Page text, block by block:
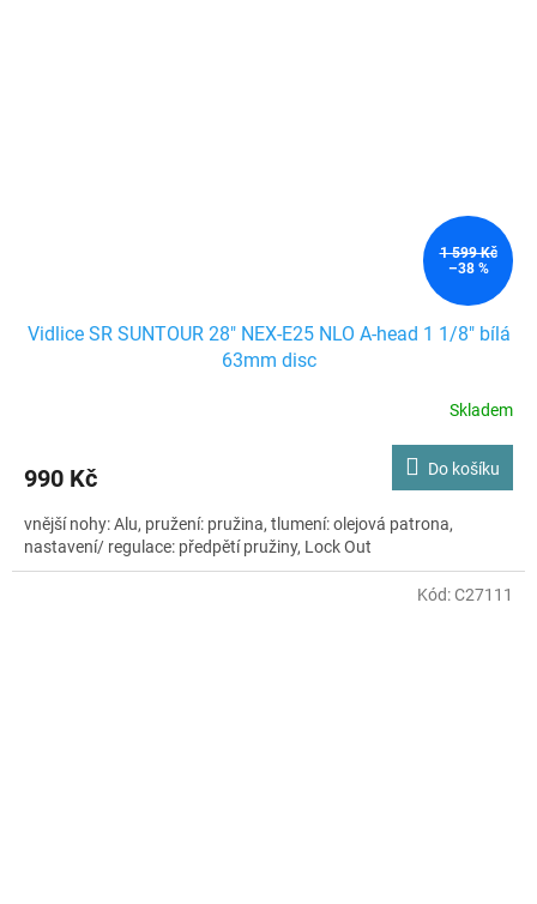
1 599 Kč
–38 %
Vidlice SR SUNTOUR 28" NEX-E25 NLO A-head 1 1/8" bílá
63mm disc
Skladem
990 Kč Do košíku
vnější nohy: Alu, pružení: pružina, tlumení: olejová patrona,
nastavení/ regulace: předpětí pružiny, Lock Out
Kód:C27111